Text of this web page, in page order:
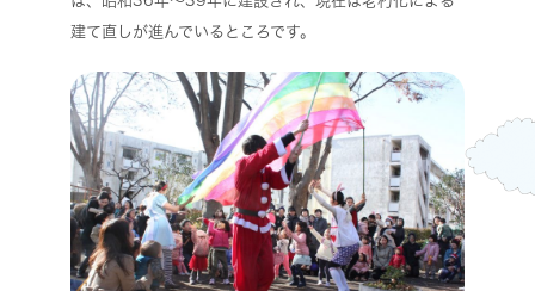
建て直しが進んでいるところです。